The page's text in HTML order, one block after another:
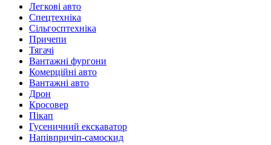
Легкові авто
Спецтехніка
Сільгосптехніка
Причепи
Тягачі
Вантажні фургони
Комерційні авто
Вантажні авто
Дрон
Кросовер
Пікап
Гусеничний екскаватор
Напівпричіп-самоскид